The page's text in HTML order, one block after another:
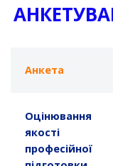
Анкета
Оцінювання
якості
професійної